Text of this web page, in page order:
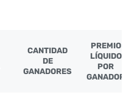
CANTIDAD
DE
GANADORES
PREMIO
LÍQUIDO
POR
GANADOR